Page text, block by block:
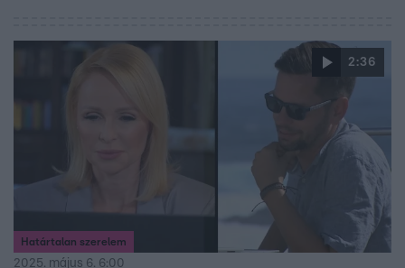
2:36
Határtalan szerelem
2025. május 6. 6:00